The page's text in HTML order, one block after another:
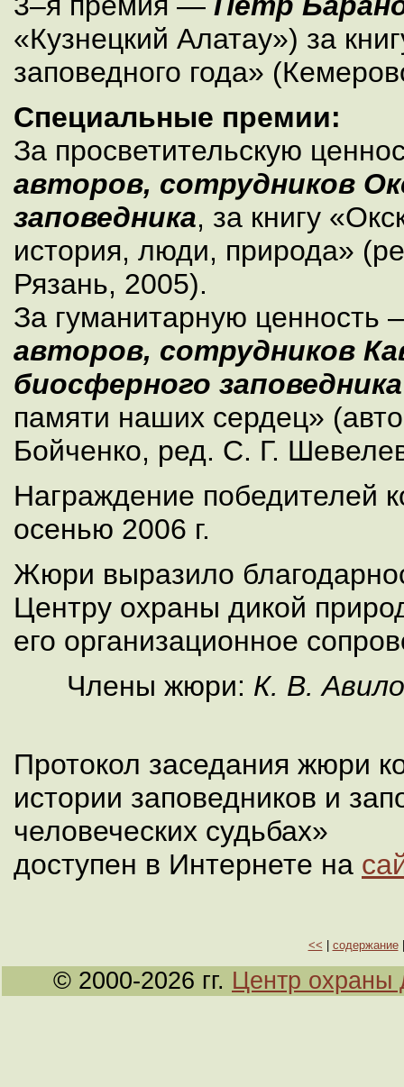
«Кузнецкий Алатау») за
заповедного года»
Специальные премии:
За просветительскую
авторов, сотрудников
заповедника, за книгу
история, люди, природа»
Рязань, 2005).
За гуманитарную ценность
авторов, сотрудников
биосферного заповедника
памяти наших сердец»
Бойченко, ред. С. Г.
Награждение победителей
осенью 2006 г.
Жюри выразило
Центру охраны дикой
его организационное
Члены жюри: К. В.
Протокол заседания жюри
истории заповедников и
человеческих судьбах»
доступен в Интернете на
<< содержание
© 2000-2026 гг. Центр охраны